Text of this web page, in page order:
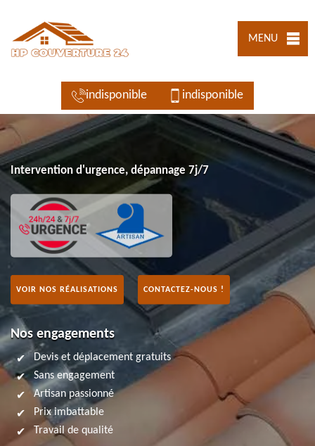
MENU
indisponible indisponible
Intervention d'urgence, dépannage 7j/7
VOIR NOS RÉALISATIONS CONTACTEZ-NOUS !
Nos engagements
Devis et déplacement gratuits
Sans engagement
Artisan passionné
Prix imbattable
Travail de qualité